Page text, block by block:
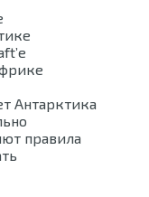
Антарктика
правила